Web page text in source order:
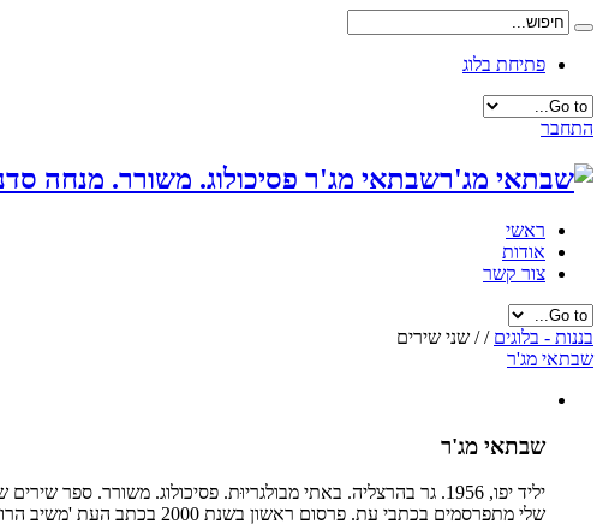
פתיחת בלוג
התחבר
שבתאי מג'ר פסיכולוג. משורר. מנחה
ראשי
אודות
צור קשר
בננות - בלוגים /
/ שני שירים
שבתאי מג'ר
שבתאי מג'ר
יליד יפו, 1956. גר בהרצליה. באתי מבולגריוּת. פסיכולוג. משורר. ספר שירים שני -